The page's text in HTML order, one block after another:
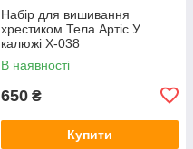
Набір для вишивання
хрестиком Тела Артіс У
калюжі Х-038
В наявності
650 ₴
Купити